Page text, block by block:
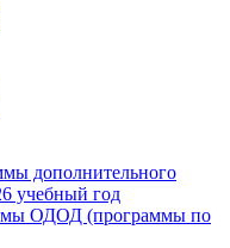
дополнительного
учебный год
ОДОД (программы по